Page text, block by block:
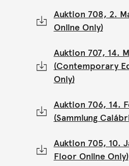
Auktion 708, 2.
Online Only)
Auktion 707, 14.
(Contemporary
Only)
Auktion 706, 14.
(Sammlung
Auktion 705, 10.
Floor Online Only)